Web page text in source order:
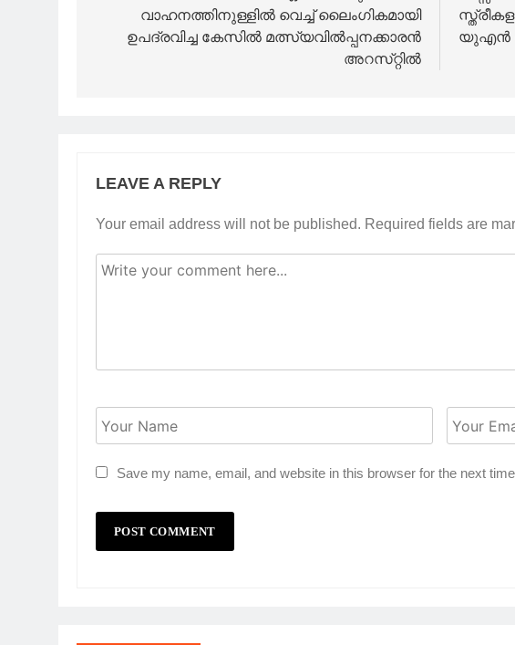
വാഹനത്തിനുള്ളിൽ വെച്ച് ലൈംഗികമായി
ഉപദ്രവിച്ച കേസിൽ മത്സ്യവിൽപ്പനക്കാരൻ
അറസ്‌റ്റിൽ
യുഎൻ
LEAVE A REPLY
Your email address will not be published. Required fields are
Save my name, email, and website in this browser for the next